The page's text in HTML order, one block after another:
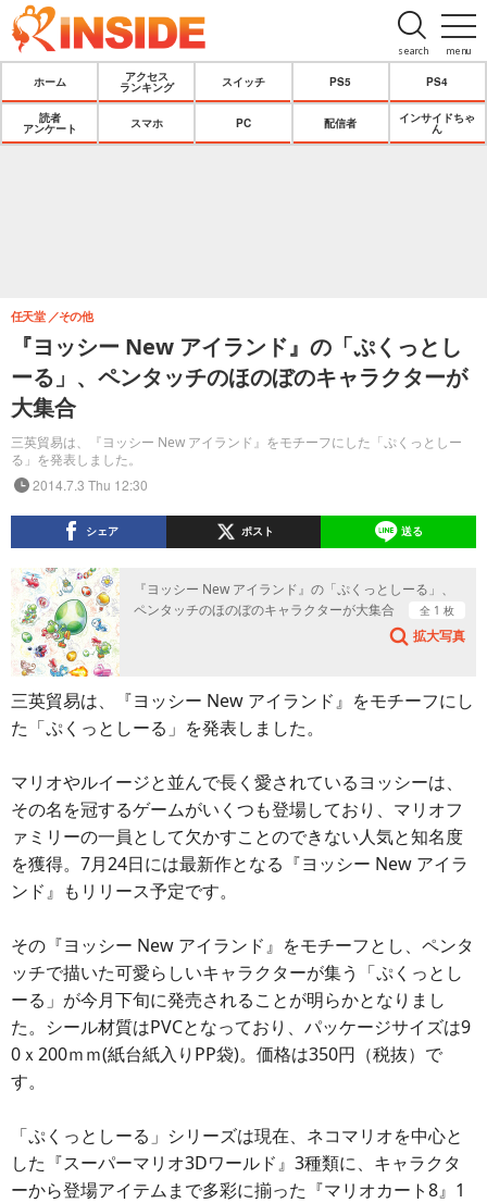
menu
search
ホーム
アクセス
ランキング
スイッチ PS5 PS4
読者
アンケート
スマホ PC 配信者
インサイドちゃ
ん
『ヨッシー New アイランド』の「ぷくっとし
ーる」、ペンタッチのほのぼのキャラクターが
大集合
三英貿易は、『ヨッシー New アイランド』をモチーフにした「ぷくっとしー
る」を発表しました。
任天堂 その他
2014.7.3 Thu 12:30
シェア ポスト 送る
『ヨッシー New アイランド』の「ぷくっとしーる」、
ペンタッチのほのぼのキャラクターが大集合
全 1 枚
拡大写真
三英貿易は、『ヨッシー New アイランド』をモチーフにし
た「ぷくっとしーる」を発表しました。
マリオやルイージと並んで長く愛されているヨッシーは、
その名を冠するゲームがいくつも登場しており、マリオフ
ァミリーの一員として欠かすことのできない人気と知名度
を獲得。7月24日には最新作となる『ヨッシー New アイラ
ンド』もリリース予定です。
その『ヨッシー New アイランド』をモチーフとし、ペンタ
ッチで描いた可愛らしいキャラクターが集う「ぷくっとし
ーる」が今月下旬に発売されることが明らかとなりまし
た。シール材質はPVCとなっており、パッケージサイズは9
0ｘ200ｍｍ(紙台紙入りPP袋)。価格は350円（税抜）で
す。
「ぷくっとしーる」シリーズは現在、ネコマリオを中心と
した『スーパーマリオ3Dワールド』3種類に、キャラクタ
ーから登場アイテムまで多彩に揃った『マリオカート8』1